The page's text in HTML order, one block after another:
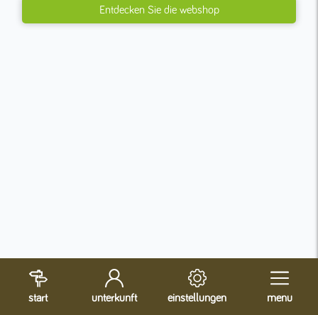
Entdecken Sie die webshop
start unterkunft einstellungen menu